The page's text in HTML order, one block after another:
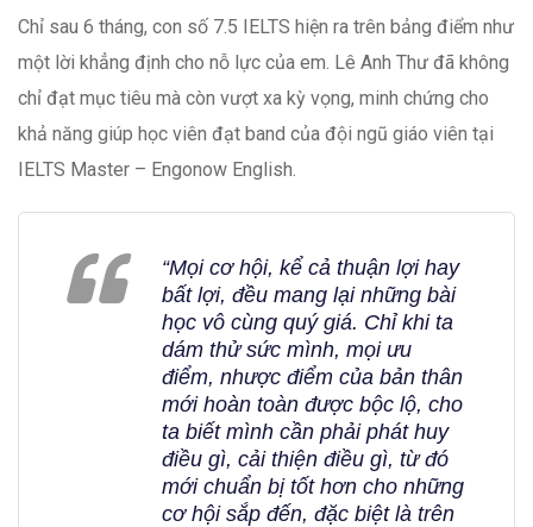
Chỉ sau 6 tháng, con số 7.5 IELTS hiện ra trên bảng điểm như
một lời khẳng định cho nỗ lực của em. Lê Anh Thư đã không
chỉ đạt mục tiêu mà còn vượt xa kỳ vọng, minh chứng cho
khả năng giúp học viên đạt band của đội ngũ giáo viên tại
IELTS Master – Engonow English.
“Mọi cơ hội, kể cả thuận lợi hay
bất lợi, đều mang lại những bài
học vô cùng quý giá. Chỉ khi ta
dám thử sức mình, mọi ưu
điểm, nhược điểm của bản thân
mới hoàn toàn được bộc lộ, cho
ta biết mình cần phải phát huy
điều gì, cải thiện điều gì, từ đó
mới chuẩn bị tốt hơn cho những
cơ hội sắp đến, đặc biệt là trên